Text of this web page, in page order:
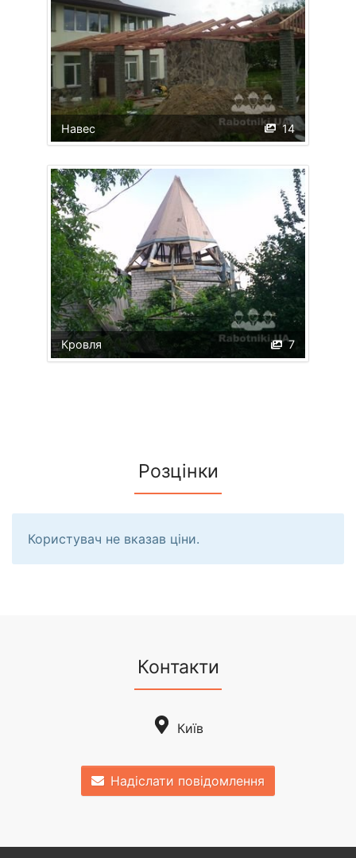
14
Навес
7
Кровля
Розцінки
Користувач не вказав ціни.
Контакти
Київ
Надіслати повідомлення